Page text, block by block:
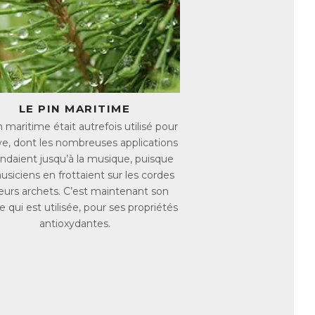
un principe bioactif ayant fait l’objet
de Curcuma, qui apporte l'équivalent
! Le Curcuma, forme d’apport
au quotidien.
articulations, des os, des
Avec l’âge, le renouvellement du
douleurs articulaires apparaissent
La Vitamine C et le Cuivre favorisent
participe à la fabrication de
de minéraux dans l’os. La
LE PIN MARITIME
maritime était autrefois utilisé pour
dont les nombreuses applications
jusqu’à la musique, puisque
en frottaient sur les cordes
archets. C’est maintenant son
qui est utilisée, pour ses propriétés
antioxydantes.